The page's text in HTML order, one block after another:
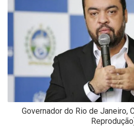
Tecnologia
Sistemas
Governador do Rio de Janeiro,